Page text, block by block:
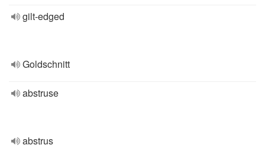
gilt-edged
Goldschnitt
abstruse
abstrus